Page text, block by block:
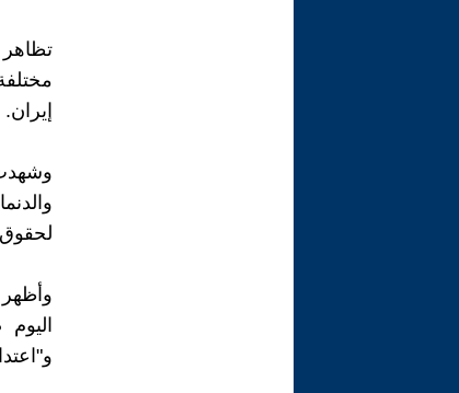
إيران.
لحقوق
وأظهر